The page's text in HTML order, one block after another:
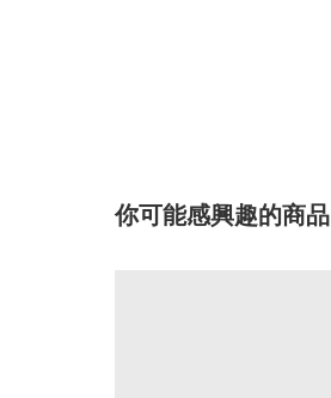
你可能感興趣的商品